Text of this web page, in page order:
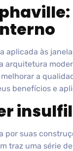
aplicada às
arquitetura
a
benefícios e
por suas
traz uma série